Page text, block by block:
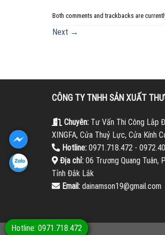
Hotline: 0971.718.472
Both comments and trackbacks are
Next →
CÔNG TY TNHH SẢN XUẤT
Chuyên:Tư Vấn Thi Công Lắp
XINGFA, Cửa Thuỷ Lực, Cửa Kính
Hotline:0971.718.472 -
Địa chỉ:06 Trương Quang Tuân,
Tỉnh Đắk Lắk
Email:dainamson19@gmail.com